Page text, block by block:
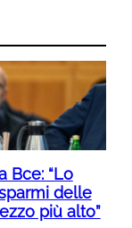
Bce: “Lo
delle
più alto”